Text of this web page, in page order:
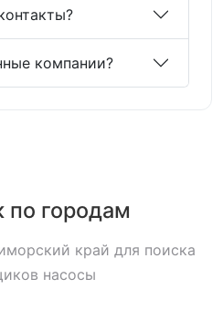
компании?
по городам
край для поиска
насосы